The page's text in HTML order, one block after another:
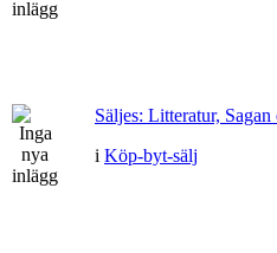
Säljes: Litteratur,
i Köp-byt-sälj